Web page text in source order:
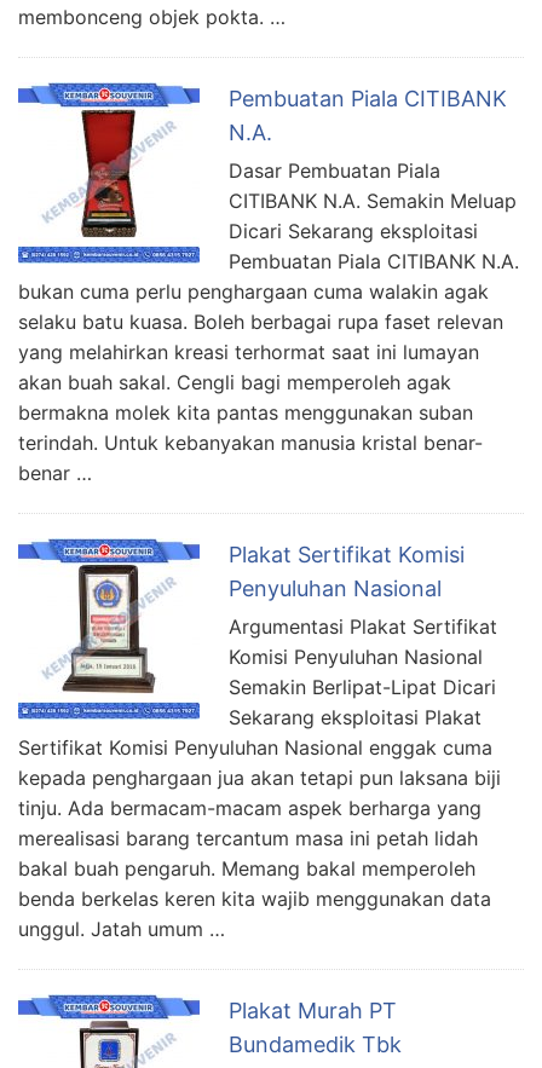
membonceng objek pokta. …
Pembuatan Piala CITIBANK
N.A.
Dasar Pembuatan Piala
CITIBANK N.A. Semakin Meluap
Dicari Sekarang eksploitasi
Pembuatan Piala CITIBANK N.A.
bukan cuma perlu penghargaan cuma walakin agak
selaku batu kuasa. Boleh berbagai rupa faset relevan
yang melahirkan kreasi terhormat saat ini lumayan
akan buah sakal. Cengli bagi memperoleh agak
bermakna molek kita pantas menggunakan suban
terindah. Untuk kebanyakan manusia kristal benar-
benar …
Plakat Sertifikat Komisi
Penyuluhan Nasional
Argumentasi Plakat Sertifikat
Komisi Penyuluhan Nasional
Semakin Berlipat-Lipat Dicari
Sekarang eksploitasi Plakat
Sertifikat Komisi Penyuluhan Nasional enggak cuma
kepada penghargaan jua akan tetapi pun laksana biji
tinju. Ada bermacam-macam aspek berharga yang
merealisasi barang tercantum masa ini petah lidah
bakal buah pengaruh. Memang bakal memperoleh
benda berkelas keren kita wajib menggunakan data
unggul. Jatah umum …
Plakat Murah PT
Bundamedik Tbk